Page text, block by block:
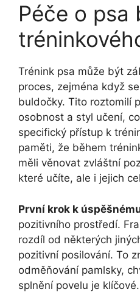
Péče o psa
Trénink psa může být
proces, zejména když
buldočky. Tito roztomilí
osobnost a styl učení,
specifický přístup k
paměti, že během
měli věnovat zvláštní
které učíte, ale i jejich
První krok k
pozitivního prostředí.
rozdíl od některých
pozitivní posilování. To
odměňování pamlsky,
splnění povelu je